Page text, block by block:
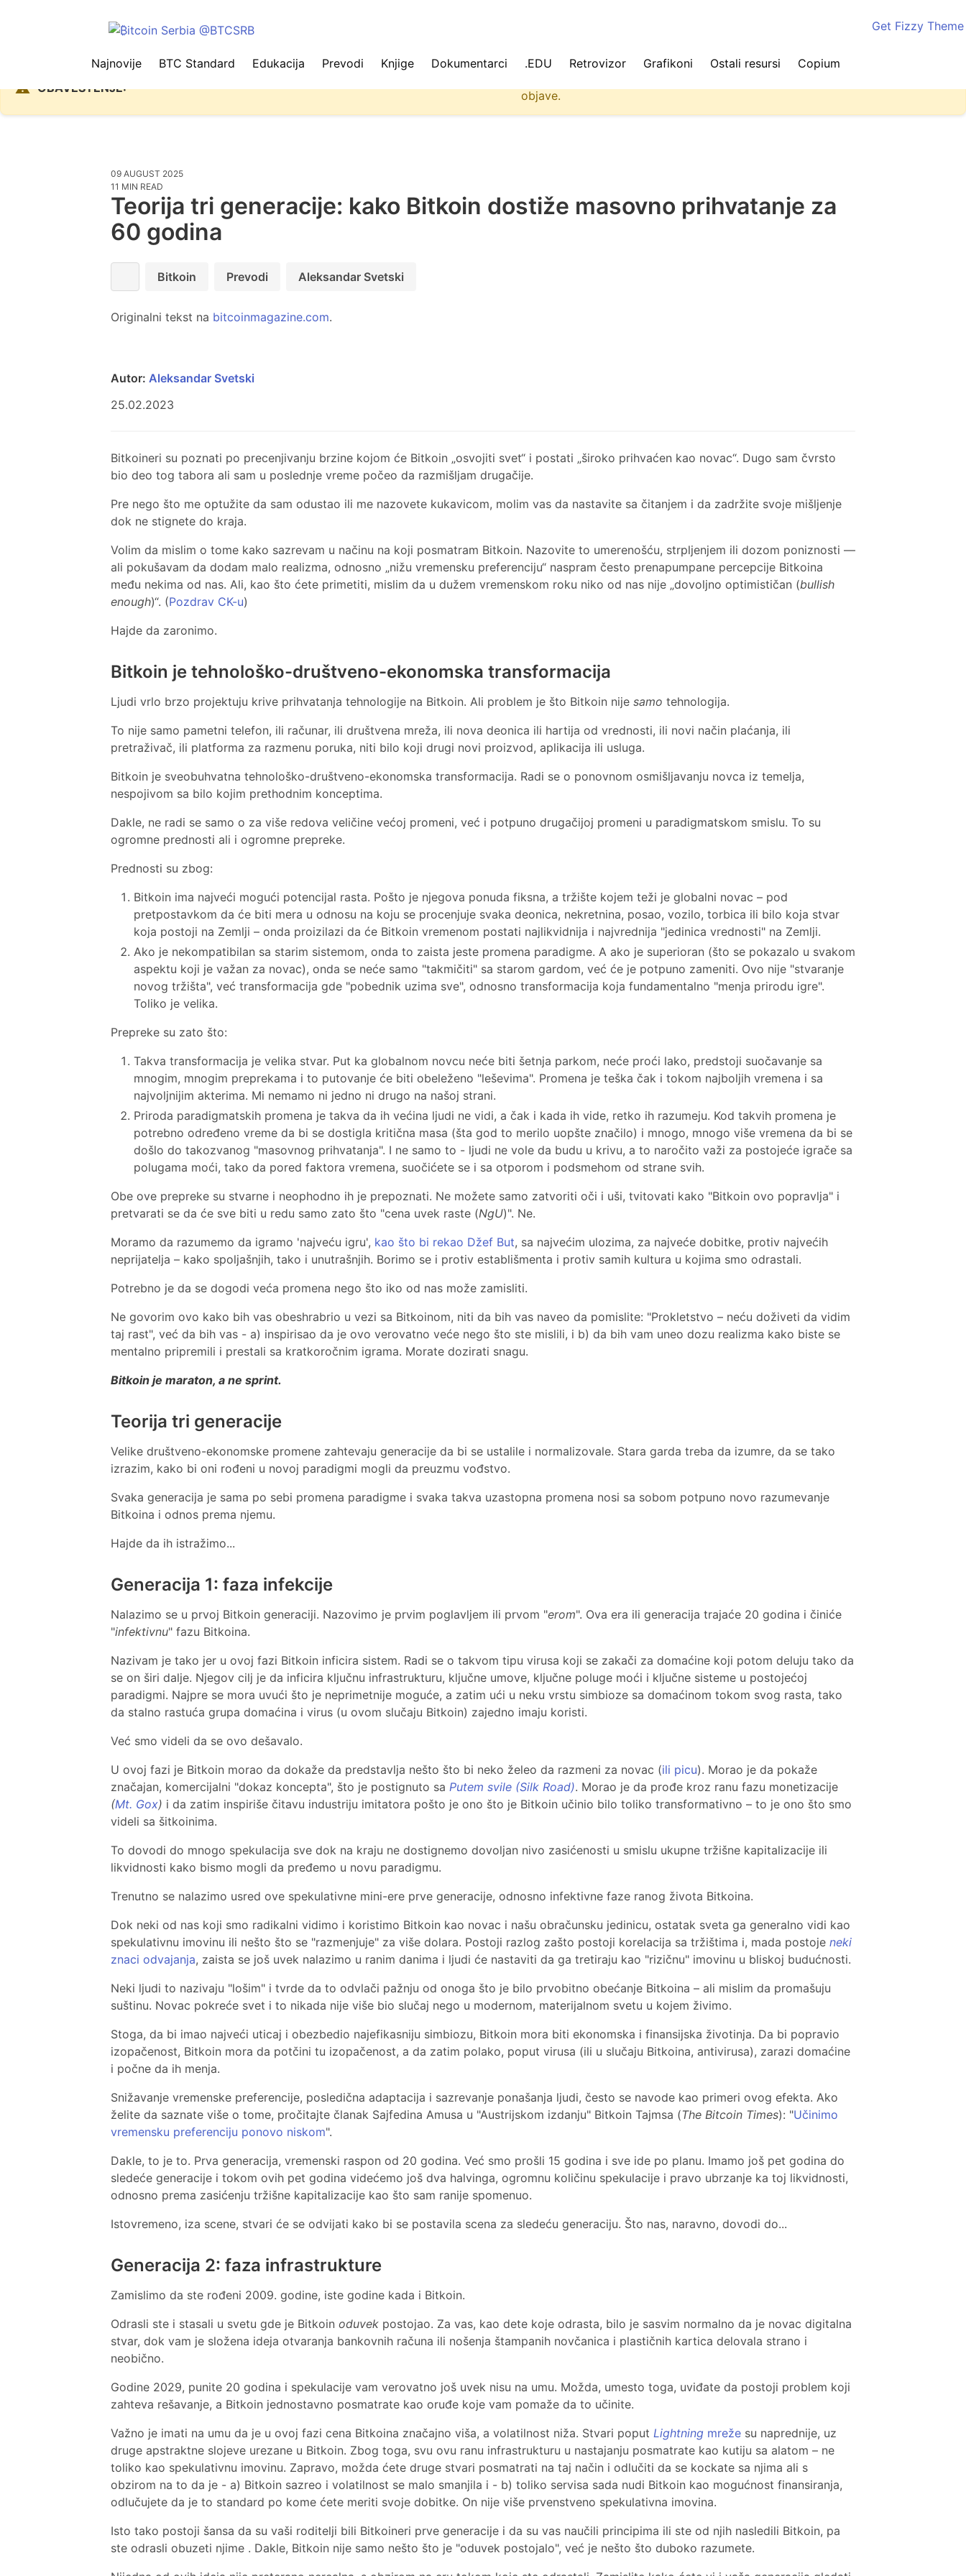
⚠️ OBAVEŠTENJE:
objave.
Najnovije BTC Standard Edukacija Prevodi Knjige Dokumentarci .EDU Retrovizor Grafikoni Ostali resursi Copium
Get Fizzy Theme
09 AUGUST 2025
11 MIN READ
Teorija tri generacije: kako Bitkoin dostiže masovno prihvatanje za
60 godina
Bitkoin Prevodi Aleksandar Svetski
Originalni tekst na bitcoinmagazine.com.
Autor: Aleksandar Svetski
25.02.2023
Bitkoineri su poznati po precenjivanju brzine kojom će Bitkoin „osvojiti svet“ i postati „široko prihvaćen kao novac“. Dugo sam čvrsto
bio deo tog tabora ali sam u poslednje vreme počeo da razmišljam drugačije.
Pre nego što me optužite da sam odustao ili me nazovete kukavicom, molim vas da nastavite sa čitanjem i da zadržite svoje mišljenje
dok ne stignete do kraja.
Volim da mislim o tome kako sazrevam u načinu na koji posmatram Bitkoin. Nazovite to umerenošću, strpljenjem ili dozom poniznosti —
ali pokušavam da dodam malo realizma, odnosno „nižu vremensku preferenciju“ naspram često prenapumpane percepcije Bitkoina
među nekima od nas. Ali, kao što ćete primetiti, mislim da u dužem vremenskom roku niko od nas nije „dovoljno optimističan (bullish
enough)“. (Pozdrav CK-u)
Hajde da zaronimo.
Bitkoin je tehnološko-društveno-ekonomska transformacija
Ljudi vrlo brzo projektuju krive prihvatanja tehnologije na Bitkoin. Ali problem je što Bitkoin nije samo tehnologija.
To nije samo pametni telefon, ili računar, ili društvena mreža, ili nova deonica ili hartija od vrednosti, ili novi način plaćanja, ili
pretraživač, ili platforma za razmenu poruka, niti bilo koji drugi novi proizvod, aplikacija ili usluga.
Bitkoin je sveobuhvatna tehnološko-društveno-ekonomska transformacija. Radi se o ponovnom osmišljavanju novca iz temelja,
nespojivom sa bilo kojim prethodnim konceptima.
Dakle, ne radi se samo o za više redova veličine većoj promeni, već i potpuno drugačijoj promeni u paradigmatskom smislu. To su
ogromne prednosti ali i ogromne prepreke.
Prednosti su zbog:
Bitkoin ima najveći mogući potencijal rasta. Pošto je njegova ponuda fiksna, a tržište kojem teži je globalni novac – pod
pretpostavkom da će biti mera u odnosu na koju se procenjuje svaka deonica, nekretnina, posao, vozilo, torbica ili bilo koja stvar
koja postoji na Zemlji – onda proizilazi da će Bitkoin vremenom postati najlikvidnija i najvrednija "jedinica vrednosti" na Zemlji.
Ako je nekompatibilan sa starim sistemom, onda to zaista jeste promena paradigme. A ako je superioran (što se pokazalo u svakom
aspektu koji je važan za novac), onda se neće samo "takmičiti" sa starom gardom, već će je potpuno zameniti. Ovo nije "stvaranje
novog tržišta", već transformacija gde "pobednik uzima sve", odnosno transformacija koja fundamentalno "menja prirodu igre".
Toliko je velika.
Prepreke su zato što:
Takva transformacija je velika stvar. Put ka globalnom novcu neće biti šetnja parkom, neće proći lako, predstoji suočavanje sa
mnogim, mnogim preprekama i to putovanje će biti obeleženo "leševima". Promena je teška čak i tokom najboljih vremena i sa
najvoljnijim akterima. Mi nemamo ni jedno ni drugo na našoj strani.
Priroda paradigmatskih promena je takva da ih većina ljudi ne vidi, a čak i kada ih vide, retko ih razumeju. Kod takvih promena je
potrebno određeno vreme da bi se dostigla kritična masa (šta god to merilo uopšte značilo) i mnogo, mnogo više vremena da bi se
došlo do takozvanog "masovnog prihvatanja". I ne samo to - ljudi ne vole da budu u krivu, a to naročito važi za postojeće igrače sa
polugama moći, tako da pored faktora vremena, suočićete se i sa otporom i podsmehom od strane svih.
Obe ove prepreke su stvarne i neophodno ih je prepoznati. Ne možete samo zatvoriti oči i uši, tvitovati kako "Bitkoin ovo popravlja" i
pretvarati se da će sve biti u redu samo zato što "cena uvek raste (NgU)". Ne.
Moramo da razumemo da igramo 'najveću igru', kao što bi rekao Džef But, sa najvećim ulozima, za najveće dobitke, protiv najvećih
neprijatelja – kako spoljašnjih, tako i unutrašnjih. Borimo se i protiv establišmenta i protiv samih kultura u kojima smo odrastali.
Potrebno je da se dogodi veća promena nego što iko od nas može zamisliti.
Ne govorim ovo kako bih vas obeshrabrio u vezi sa Bitkoinom, niti da bih vas naveo da pomislite: "Prokletstvo – neću doživeti da vidim
taj rast", već da bih vas - a) inspirisao da je ovo verovatno veće nego što ste mislili, i b) da bih vam uneo dozu realizma kako biste se
mentalno pripremili i prestali sa kratkoročnim igrama. Morate dozirati snagu.
Bitkoin je maraton, a ne sprint.
Teorija tri generacije
Velike društveno-ekonomske promene zahtevaju generacije da bi se ustalile i normalizovale. Stara garda treba da izumre, da se tako
izrazim, kako bi oni rođeni u novoj paradigmi mogli da preuzmu vođstvo.
Svaka generacija je sama po sebi promena paradigme i svaka takva uzastopna promena nosi sa sobom potpuno novo razumevanje
Bitkoina i odnos prema njemu.
Hajde da ih istražimo...
Generacija 1: faza infekcije
Nalazimo se u prvoj Bitkoin generaciji. Nazovimo je prvim poglavljem ili prvom "erom". Ova era ili generacija trajaće 20 godina i činiće
"infektivnu" fazu Bitkoina.
Nazivam je tako jer u ovoj fazi Bitkoin inficira sistem. Radi se o takvom tipu virusa koji se zakači za domaćine koji potom deluju tako da
se on širi dalje. Njegov cilj je da inficira ključnu infrastrukturu, ključne umove, ključne poluge moći i ključne sisteme u postojećoj
paradigmi. Najpre se mora uvući što je neprimetnije moguće, a zatim ući u neku vrstu simbioze sa domaćinom tokom svog rasta, tako
da stalno rastuća grupa domaćina i virus (u ovom slučaju Bitkoin) zajedno imaju koristi.
Već smo videli da se ovo dešavalo.
U ovoj fazi je Bitkoin morao da dokaže da predstavlja nešto što bi neko želeo da razmeni za novac (ili picu). Morao je da pokaže
značajan, komercijalni "dokaz koncepta", što je postignuto sa Putem svile (Silk Road). Morao je da prođe kroz ranu fazu monetizacije
(Mt. Gox) i da zatim inspiriše čitavu industriju imitatora pošto je ono što je Bitkoin učinio bilo toliko transformativno – to je ono što smo
videli sa šitkoinima.
To dovodi do mnogo spekulacija sve dok na kraju ne dostignemo dovoljan nivo zasićenosti u smislu ukupne tržišne kapitalizacije ili
likvidnosti kako bismo mogli da pređemo u novu paradigmu.
Trenutno se nalazimo usred ove spekulativne mini-ere prve generacije, odnosno infektivne faze ranog života Bitkoina.
Dok neki od nas koji smo radikalni vidimo i koristimo Bitkoin kao novac i našu obračunsku jedinicu, ostatak sveta ga generalno vidi kao
spekulativnu imovinu ili nešto što se "razmenjuje" za više dolara. Postoji razlog zašto postoji korelacija sa tržištima i, mada postoje neki
znaci odvajanja, zaista se još uvek nalazimo u ranim danima i ljudi će nastaviti da ga tretiraju kao "rizičnu" imovinu u bliskoj budućnosti.
Neki ljudi to nazivaju "lošim" i tvrde da to odvlači pažnju od onoga što je bilo prvobitno obećanje Bitkoina – ali mislim da promašuju
suštinu. Novac pokreće svet i to nikada nije više bio slučaj nego u modernom, materijalnom svetu u kojem živimo.
Stoga, da bi imao najveći uticaj i obezbedio najefikasniju simbiozu, Bitkoin mora biti ekonomska i finansijska životinja. Da bi popravio
izopačenost, Bitkoin mora da potčini tu izopačenost, a da zatim polako, poput virusa (ili u slučaju Bitkoina, antivirusa), zarazi domaćine
i počne da ih menja.
Snižavanje vremenske preferencije, posledična adaptacija i sazrevanje ponašanja ljudi, često se navode kao primeri ovog efekta. Ako
želite da saznate više o tome, pročitajte članak Sajfedina Amusa u "Austrijskom izdanju" Bitkoin Tajmsa (The Bitcoin Times): "Učinimo
vremensku preferenciju ponovo niskom".
Dakle, to je to. Prva generacija, vremenski raspon od 20 godina. Već smo prošli 15 godina i sve ide po planu. Imamo još pet godina do
sledeće generacije i tokom ovih pet godina videćemo još dva halvinga, ogromnu količinu spekulacije i pravo ubrzanje ka toj likvidnosti,
odnosno prema zasićenju tržišne kapitalizacije kao što sam ranije spomenuo.
Istovremeno, iza scene, stvari će se odvijati kako bi se postavila scena za sledeću generaciju. Što nas, naravno, dovodi do...
Generacija 2: faza infrastrukture
Zamislimo da ste rođeni 2009. godine, iste godine kada i Bitkoin.
Odrasli ste i stasali u svetu gde je Bitkoin oduvekpostojao. Za vas, kao dete koje odrasta, bilo je sasvim normalno da je novac digitalna
stvar, dok vam je složena ideja otvaranja bankovnih računa ili nošenja štampanih novčanica i plastičnih kartica delovala strano i
neobično.
Godine 2029, punite 20 godina i spekulacije vam verovatno još uvek nisu na umu. Možda, umesto toga, uviđate da postoji problem koji
zahteva rešavanje, a Bitkoin jednostavno posmatrate kao oruđe koje vam pomaže da to učinite.
Važno je imati na umu da je u ovoj fazi cena Bitkoina značajno viša, a volatilnost niža. Stvari poput Lightning mrežesu naprednije, uz
druge apstraktne slojeve urezane u Bitkoin. Zbog toga, svu ovu ranu infrastrukturu u nastajanju posmatrate kao kutiju sa alatom – ne
toliko kao spekulativnu imovinu. Zapravo, možda ćete druge stvari posmatrati na taj način i odlučiti da se kockate sa njima ali s
obzirom na to da je - a) Bitkoin sazreo i volatilnost se malo smanjila i - b) toliko servisa sada nudi Bitkoin kao mogućnost finansiranja,
odlučujete da je to standard po kome ćete meriti svoje dobitke. On nije više prvenstveno spekulativna imovina.
Isto tako postoji šansa da su vaši roditelji bili Bitkoineri prve generacije i da su vas naučili principima ili ste od njih nasledili Bitkoin, pa
ste odrasli obuzeti njime . Dakle, Bitkoin nije samo nešto što je "oduvek postojalo", već je nešto što duboko razumete.